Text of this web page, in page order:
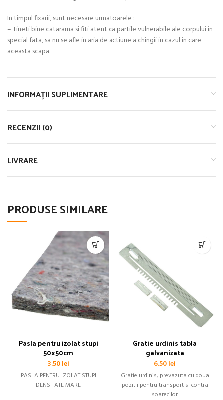
In timpul fixarii, sunt necesare urmatoarele :
– Tineti bine catarama si fiti atent ca partile vulnerabile ale corpului in
special fata, sa nu se afle in aria de actiune a chingii in cazul in care
aceasta scapa.
INFORMAȚII SUPLIMENTARE
RECENZII (0)
LIVRARE
PRODUSE SIMILARE
Pasla pentru izolat stupi
50x50cm
3.50lei
PASLA PENTRU IZOLAT STUPI
DENSITATE MARE
Gratie urdinis tabla
galvanizata
6.50lei
Gratie urdinis, prevazuta cu doua
pozitii pentru transport si contra
soarecilor